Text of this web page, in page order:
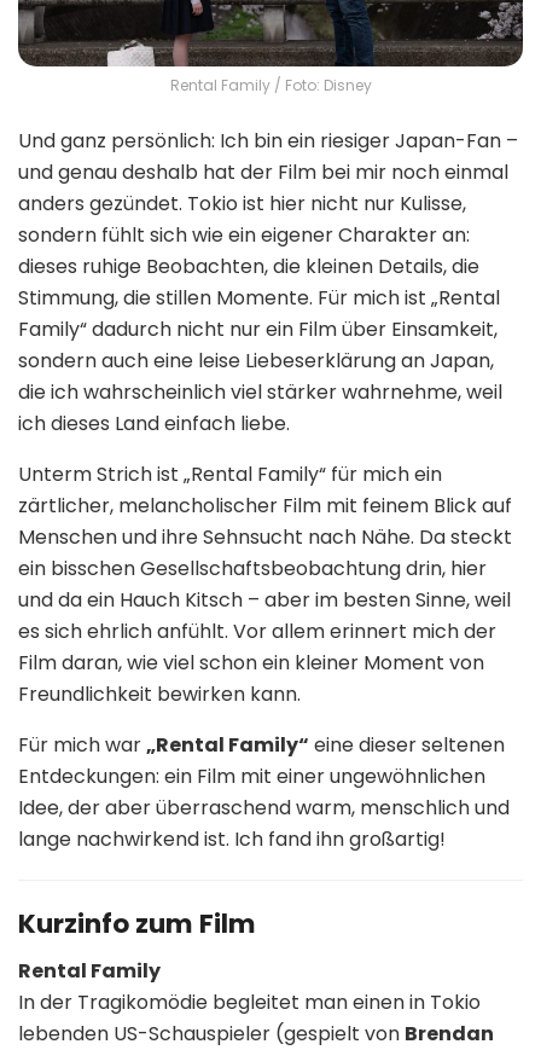
Rental Family / Foto: Disney
Und ganz persönlich: Ich bin ein riesiger Japan-Fan –
und genau deshalb hat der Film bei mir noch einmal
anders gezündet. Tokio ist hier nicht nur Kulisse,
sondern fühlt sich wie ein eigener Charakter an:
dieses ruhige Beobachten, die kleinen Details, die
Stimmung, die stillen Momente. Für mich ist „Rental
Family“ dadurch nicht nur ein Film über Einsamkeit,
sondern auch eine leise Liebeserklärung an Japan,
die ich wahrscheinlich viel stärker wahrnehme, weil
ich dieses Land einfach liebe.
Unterm Strich ist „Rental Family“ für mich ein
zärtlicher, melancholischer Film mit feinem Blick auf
Menschen und ihre Sehnsucht nach Nähe. Da steckt
ein bisschen Gesellschaftsbeobachtung drin, hier
und da ein Hauch Kitsch – aber im besten Sinne, weil
es sich ehrlich anfühlt. Vor allem erinnert mich der
Film daran, wie viel schon ein kleiner Moment von
Freundlichkeit bewirken kann.
Für mich war„Rental Family“ eine dieser seltenen
Entdeckungen: ein Film mit einer ungewöhnlichen
Idee, der aber überraschend warm, menschlich und
lange nachwirkend ist. Ich fand ihn großartig!
Kurzinfo zum Film
Rental Family
In der Tragikomödie begleitet man einen in Tokio
lebenden US-Schauspieler (gespielt von Brendan